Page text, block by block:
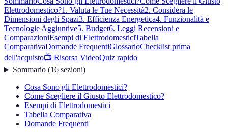
Elettrodomestico?1. Valuta le Tue Necessità2. Considera le
Dimensioni degli Spazi3. Efficienza Energetica4. Funzionalità e
Tecnologie Aggiuntive5. Budget6. Leggi Recensioni e
ComparazioniEsempi di ElettrodomesticiTabella
ComparativaDomande FrequentiGlossarioChecklist prima
dell'acquisto📺 Risorsa VideoQuiz rapido
Sommario(16 sezioni)
Cosa Sono gli Elettrodomestici?
Come Scegliere il Giusto Elettrodomestico?
Esempi di Elettrodomestici
Tabella Comparativa
Domande Frequenti